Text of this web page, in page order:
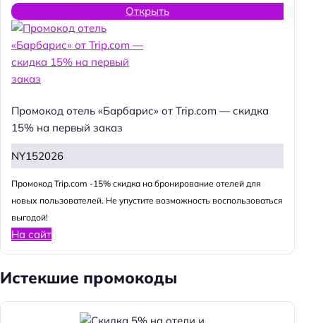
Открыть
Промокод отель «Барбарис» от Trip.com — скидка
15% на первый заказ
NY152026
Промокод Trip.com -15% скидка на бронирование отелей для
новых пользователей. Не упустите возможность воспользоваться
выгодой!
На сайт
Истекшие промокоды